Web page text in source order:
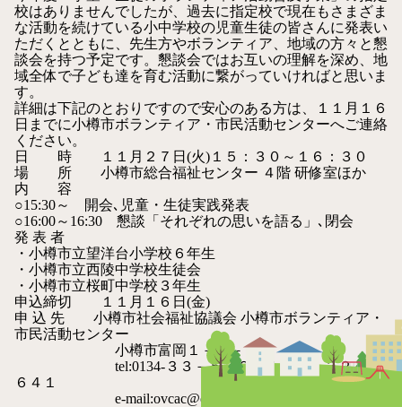
校はありませんでしたが、過去に指定校で現在もさまざま
な活動を続けている小中学校の児童生徒の皆さんに発表い
ただくとともに、先生方やボランティア、地域の方々と懇
談会を持つ予定です。懇談会ではお互いの理解を深め、地
域全体で子ども達を育む活動に繋がっていければと思いま
す。
詳細は下記のとおりですので安心のある方は、１１月１６
日までに小樽市ボランティア・市民活動センターへご連絡
ください。
日 時 １１月２７日(火)１５：３０～１６：３０
場 所 小樽市総合福祉センター ４階 研修室ほか
内 容
○15:30～ 開会､児童・生徒実践発表
○16:00～16:30 懇談「それぞれの思いを語る」､閉会
発 表 者
・小樽市立望洋台小学校６年生
・小樽市立西陵中学校生徒会
・小樽市立桜町中学校３年生
申込締切 １１月１６日(金)
申 込 先 小樽市社会福祉協議会 小樽市ボランティア・
市民活動センター
小樽市富岡１－５－１０
tel:0134-３３－５２９９ fax:0134-３２－５
６４１
e-mail:ovcac@otaru-shakyo.jp